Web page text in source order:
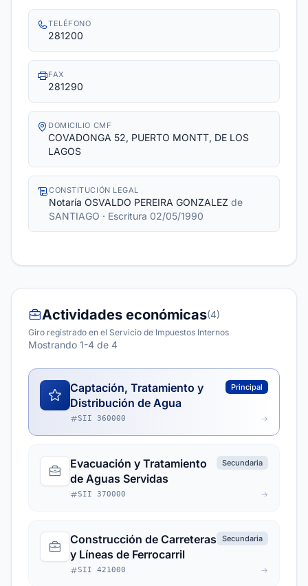
TELÉFONO
281200
FAX
281290
DOMICILIO CMF
COVADONGA 52, PUERTO MONTT, DE LOS
LAGOS
CONSTITUCIÓN LEGAL
Notaría OSVALDO PEREIRA GONZALEZ de
SANTIAGO · Escritura 02/05/1990
Actividades económicas(4)
Giro registrado en el Servicio de Impuestos Internos
Mostrando 1-4 de 4
Captación, Tratamiento y
Distribución de Agua
Principal
SII 360000
Evacuación y Tratamiento
de Aguas Servidas
Secundaria
SII 370000
Construcción de Carreteras
y Líneas de Ferrocarril
Secundaria
SII 421000